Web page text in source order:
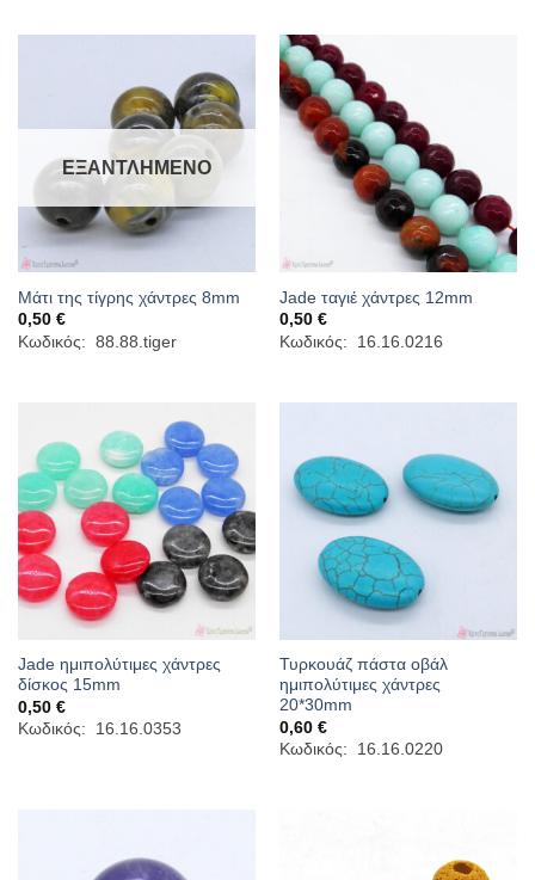
ΕΞΑΝΤΛΗΜΈΝΟ
Μάτι της τίγρης χάντρες 8mm
0,50 €
Κωδικός: 88.88.tiger
Jade ταγιέ χάντρες 12mm
0,50 €
Κωδικός: 16.16.0216
Jade ημιπολύτιμες χάντρες
δίσκος 15mm
0,50 €
Κωδικός: 16.16.0353
Τυρκουάζ πάστα οβάλ
ημιπολύτιμες χάντρες
20*30mm
0,60 €
Κωδικός: 16.16.0220